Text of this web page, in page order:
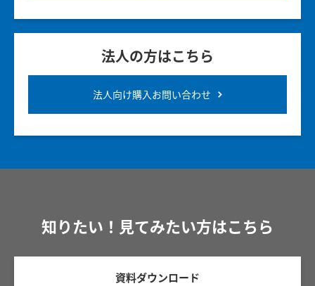
法人の方はこちら
法人向け購入お問い合わせ
知りたい！見てみたい方はこちら
資料ダウンロード